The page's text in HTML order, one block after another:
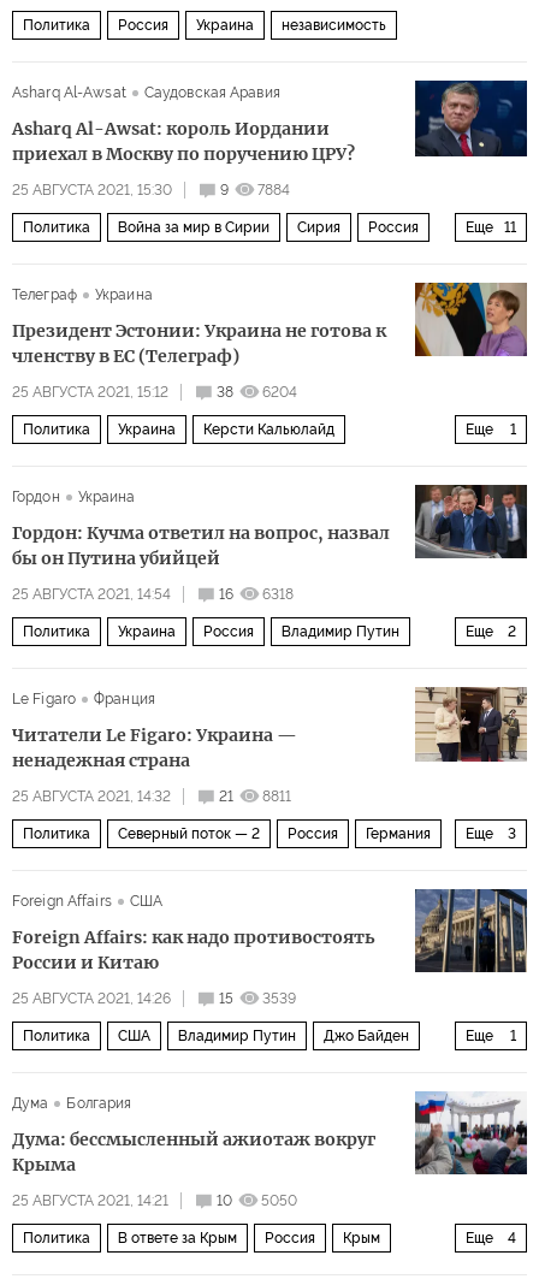
Политика Россия Украина независимость
Asharq Al-Awsat Саудовская Аравия
Asharq Al-Awsat: король Иордании
приехал в Москву по поручению ЦРУ?
25 АВГУСТА 2021, 15:30 9 7884
Еще 11
Политика Война за мир в Сирии Сирия Россия
Владимир Путин
экономический кризис газ
электроэнергия
Телеграф Украина
Президент Эстонии: Украина не готова к
членству в ЕС (Телеграф)
25 АВГУСТА 2021, 15:12 38 6204
Еще 1
Политика Украина Керсти Кальюлайд
Гордон
Украина
Гордон: Кучма ответил на вопрос, назвал
бы он Путина убийцей
25 АВГУСТА 2021, 14:54 16 6318
Еще 2
Политика Украина Россия Владимир Путин
Le Figaro
Франция
Читатели Le Figaro: Украина —
ненадежная страна
25 АВГУСТА 2021, 14:32 21 8811
Еще 3
Политика Северный поток — 2 Россия Германия
Foreign Affairs
США
Foreign Affairs: как надо противостоять
России и Китаю
25 АВГУСТА 2021, 14:26 15 3539
Еще 1
Политика США Владимир Путин Джо Байден
Дума
Болгария
Дума: бессмысленный ажиотаж вокруг
Крыма
25 АВГУСТА 2021, 14:21 10 5050
Еще 4
Политика В ответе за Крым Россия Крым